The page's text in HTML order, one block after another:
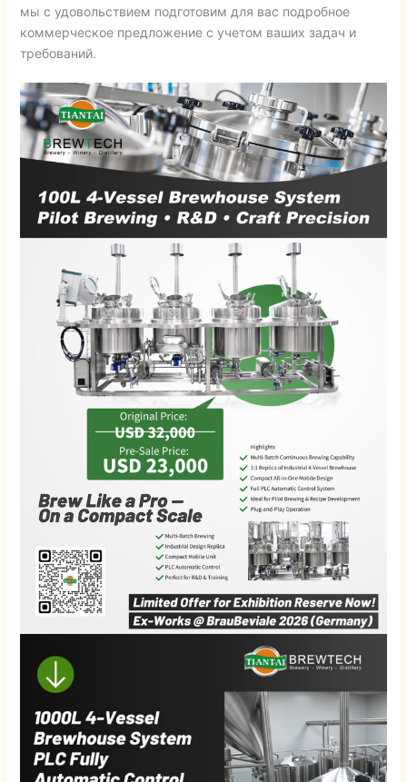
мы с удовольствием подготовим для вас подробное
коммерческое предложение с учетом ваших задач и
требований.